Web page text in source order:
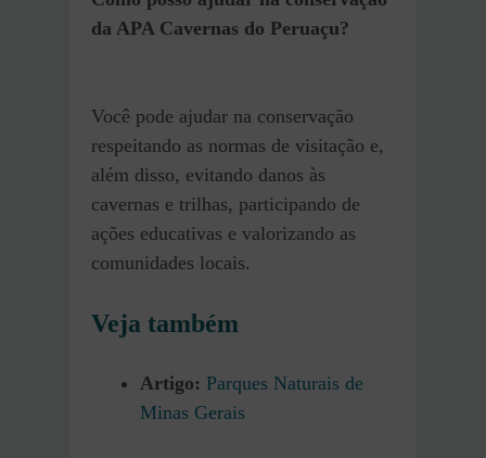
da APA Cavernas do Peruaçu?
Você pode ajudar na conservação
respeitando as normas de visitação e,
além disso, evitando danos às
cavernas e trilhas, participando de
ações educativas e valorizando as
comunidades locais.
Veja também
Artigo: Parques Naturais de
Minas Gerais